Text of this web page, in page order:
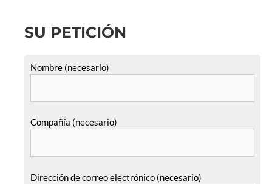
SU PETICIÓN
Nombre (necesario)
Compañía (necesario)
Dirección de correo electrónico (necesario)